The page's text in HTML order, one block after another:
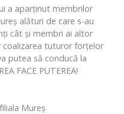
a aparţinut membrilor
alături de care s-au
cât şi membri ai altor
coalizarea tuturor forţelor
putea să conducă la
FACE PUTEREA!
Mureş